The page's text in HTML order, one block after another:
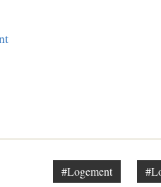
#Logement